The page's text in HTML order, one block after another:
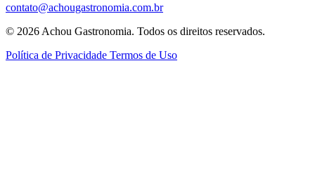
contato@achougastronomia.com.br
© 2026 Achou Gastronomia. Todos os direitos reservados.
Política de Privacidade Termos de Uso